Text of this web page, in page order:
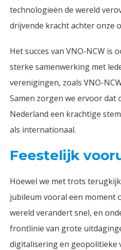
technologieën de wereld
drijvende kracht achter onze
Het succes van VNO-NCW is
sterke samenwerking met
verenigingen, zoals VNO-
Samen zorgen we ervoor dat
Nederland een krachtige
als internationaal.
Feestelijk
Hoewel we met trots
jubileum vooral een moment
wereld verandert snel, en
frontlinie van grote
digitalisering en geopolitieke